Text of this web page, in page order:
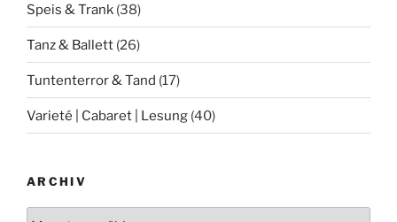
Speis & Trank (38)
Tanz & Ballett (26)
Tuntenterror & Tand (17)
Varieté | Cabaret | Lesung (40)
ARCHIV